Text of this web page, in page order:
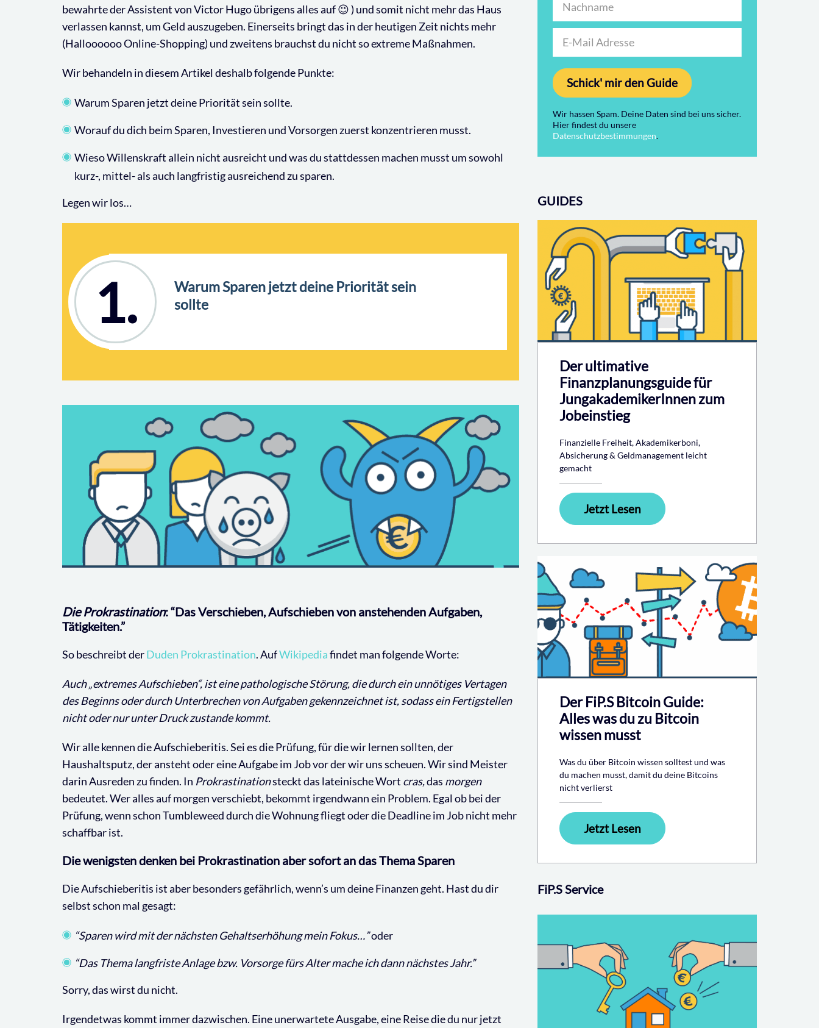
bewahrte der Assistent von Victor Hugo übrigens alles auf 😉 ) und somit nicht mehr das Haus
verlassen kannst, um Geld auszugeben. Einerseits bringt das in der heutigen Zeit nichts mehr
(Halloooooo Online-Shopping) und zweitens brauchst du nicht so extreme Maßnahmen.
Wir behandeln in diesem Artikel deshalb folgende Punkte:
Warum Sparen jetzt deine Priorität sein sollte.
Worauf du dich beim Sparen, Investieren und Vorsorgen zuerst konzentrieren musst.
Wieso Willenskraft allein nicht ausreicht und was du stattdessen machen musst um sowohl
kurz-, mittel- als auch langfristig ausreichend zu sparen.
Legen wir los…
1.
Warum Sparen jetzt deine Priorität sein
sollte
Die Prokrastination: “Das Verschieben, Aufschieben von anstehenden Aufgaben,
Tätigkeiten.”
So beschreibt derDuden Prokrastination. AufWikipediafindet man folgende Worte:
Auch „extremes Aufschieben“, ist eine pathologische Störung, die durch ein unnötiges Vertagen
des Beginns oder durch Unterbrechen von Aufgaben gekennzeichnet ist, sodass ein Fertigstellen
nicht oder nur unter Druck zustande kommt.
Wir alle kennen die Aufschieberitis. Sei es die Prüfung, für die wir lernen sollten, der
Haushaltsputz, der ansteht oder eine Aufgabe im Job vor der wir uns scheuen. Wir sind Meister
darin Ausreden zu finden. In Prokrastinationsteckt das lateinische Wort cras,das morgen
bedeutet. Wer alles auf morgen verschiebt, bekommt irgendwann ein Problem. Egal ob bei der
Prüfung, wenn schon Tumbleweed durch die Wohnung fliegt oder die Deadline im Job nicht mehr
schaffbar ist.
Die wenigsten denken bei Prokrastination aber sofort an das Thema Sparen
Die Aufschieberitis ist aber besonders gefährlich, wenn’s um deine Finanzen geht. Hast du dir
selbst schon mal gesagt:
“Sparen wird mit der nächsten Gehaltserhöhung mein Fokus…”oder
“Das Thema langfriste Anlage bzw. Vorsorge fürs Alter mache ich dann nächstes Jahr.”
Sorry, das wirst du nicht.
Irgendetwas kommt immer dazwischen. Eine unerwartete Ausgabe, eine Reise die du nur jetzt
Schick' mir den Guide
Wir hassen Spam. Deine Daten sind bei uns sicher.
Hier findest du unsere
Datenschutzbestimmungen.
GUIDES
Der ultimative
Finanzplanungsguide für
JungakademikerInnen zum
Jobeinstieg
Finanzielle Freiheit, Akademikerboni,
Absicherung & Geldmanagement leicht
gemacht
Jetzt Lesen
Der FiP.S Bitcoin Guide:
Alles was du zu Bitcoin
wissen musst
Was du über Bitcoin wissen solltest und was
du machen musst, damit du deine Bitcoins
nicht verlierst
Jetzt Lesen
FiP.S Service